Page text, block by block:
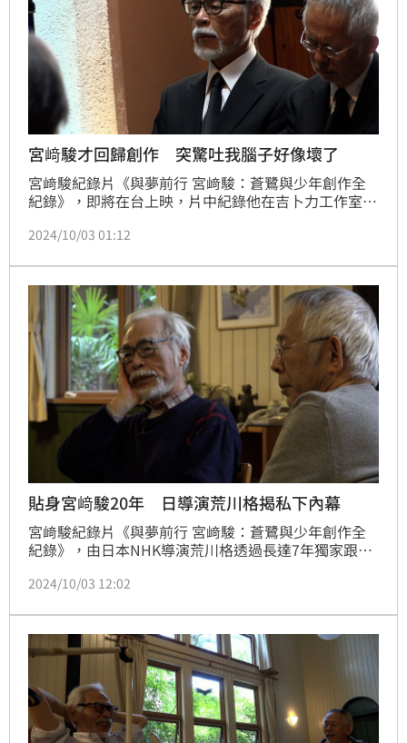
宮﨑駿才回歸創作 突驚吐我腦子好像壞了
宮﨑駿紀錄片《與夢前行 宮﨑駿：蒼鷺與少年創作全
紀錄》，即將在台上映，片中紀錄他在吉卜力工作室發
作秘辛。日本NHK導演荒川格7年來不間斷獨家跟拍，
接受台灣媒體訪文時，坦言非常心疼。林汝珊
2024/10/03 01:12
貼身宮﨑駿20年 日導演荒川格揭私下內幕
宮﨑駿紀錄片《與夢前行 宮﨑駿：蒼鷺與少年創作全
紀錄》，由日本NHK導演荒川格透過長達7年獨家跟拍
程，及退休後的重返之作《蒼鷺與少年》的創作秘辛。
相處過程，荒川格坦言過去也挨了宮﨑駿不少罵：「他
曾叫我不用再來了。」林汝珊
2024/10/03 12:02